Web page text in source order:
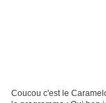
Coucou c'est le